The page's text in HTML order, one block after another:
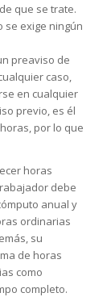
que se trate.
se exige ningún
preaviso de
caso,
en cualquier
previo, es él
por lo que
horas
debe
anual y
ordinarias
su
de horas
como
completo.